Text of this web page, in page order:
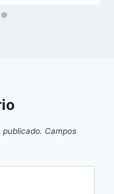
publicado. Campos